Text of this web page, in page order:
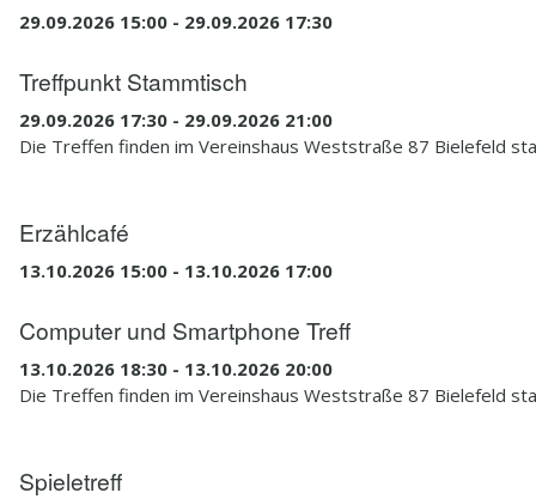
29.09.2026 15:00 - 29.09.2026 17:30
Treffpunkt Stammtisch
29.09.2026 17:30 - 29.09.2026 21:00
Die Treffen finden im Vereinshaus Weststraße 87 Bielefeld
Erzählcafé
13.10.2026 15:00 - 13.10.2026 17:00
Computer und Smartphone Treff
13.10.2026 18:30 - 13.10.2026 20:00
Die Treffen finden im Vereinshaus Weststraße 87 Bielefeld
Spieletreff